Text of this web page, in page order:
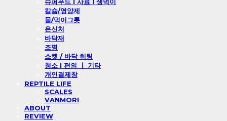
슈퍼푸드 l 사료 l 생먹이
칼슘/영양제
물/먹이그릇
은신처
바닥재
조명
소켓 / 바닥 히팅
청소 l 편의 ㅣ 기타
개인결제창
REPTILE LIFE
SCALES
VANMORI
ABOUT
REVIEW